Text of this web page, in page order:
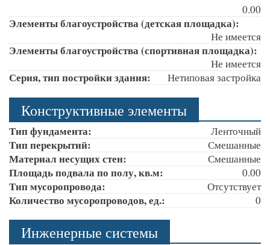
0.00
Элементы благоустройства (детская площадка):
Не имеется
Элементы благоустройства (спортивная площадка):
Не имеется
Серия, тип постройки здания: Нетиповая застройка
Конструктивные элементы
Тип фундамента: Ленточный
Тип перекрытий: Смешанные
Материал несущих стен: Смешанные
Площадь подвала по полу, кв.м: 0.00
Тип мусоропровода: Отсутствует
Количество мусоропроводов, ед.: 0
Инженерные системы